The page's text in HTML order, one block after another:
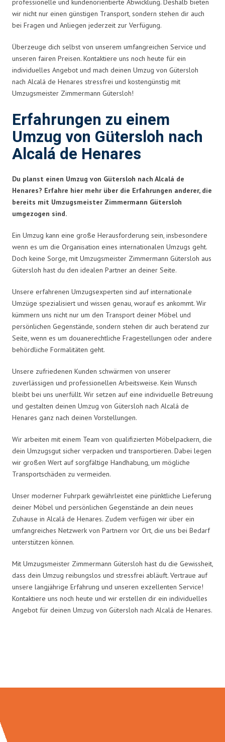
professionelle und kundenorientierte Abwicklung. Deshalb bieten
wir nicht nur einen günstigen Transport, sondern stehen dir auch
bei Fragen und Anliegen jederzeit zur Verfügung.
Überzeuge dich selbst von unserem umfangreichen Service und
unseren fairen Preisen. Kontaktiere uns noch heute für ein
individuelles Angebot und mach deinen Umzug von Gütersloh
nach Alcalá de Henares stressfrei und kostengünstig mit
Umzugsmeister Zimmermann Gütersloh!
Erfahrungen zu einem
Umzug von Gütersloh nach
Alcalá de Henares
Du planst einen Umzug von Gütersloh nach Alcalá de
Henares? Erfahre hier mehr über die Erfahrungen anderer, die
bereits mit Umzugsmeister Zimmermann Gütersloh
umgezogen sind.
Ein Umzug kann eine große Herausforderung sein, insbesondere
wenn es um die Organisation eines internationalen Umzugs geht.
Doch keine Sorge, mit Umzugsmeister Zimmermann Gütersloh aus
Gütersloh hast du den idealen Partner an deiner Seite.
Unsere erfahrenen Umzugsexperten sind auf internationale
Umzüge spezialisiert und wissen genau, worauf es ankommt. Wir
kümmern uns nicht nur um den Transport deiner Möbel und
persönlichen Gegenstände, sondern stehen dir auch beratend zur
Seite, wenn es um douanerechtliche Fragestellungen oder andere
behördliche Formalitäten geht.
Unsere zufriedenen Kunden schwärmen von unserer
zuverlässigen und professionellen Arbeitsweise. Kein Wunsch
bleibt bei uns unerfüllt. Wir setzen auf eine individuelle Betreuung
und gestalten deinen Umzug von Gütersloh nach Alcalá de
Henares ganz nach deinen Vorstellungen.
Wir arbeiten mit einem Team von qualifizierten Möbelpackern, die
dein Umzugsgut sicher verpacken und transportieren. Dabei legen
wir großen Wert auf sorgfältige Handhabung, um mögliche
Transportschäden zu vermeiden.
Unser moderner Fuhrpark gewährleistet eine pünktliche Lieferung
deiner Möbel und persönlichen Gegenstände an dein neues
Zuhause in Alcalá de Henares. Zudem verfügen wir über ein
umfangreiches Netzwerk von Partnern vor Ort, die uns bei Bedarf
unterstützen können.
Mit Umzugsmeister Zimmermann Gütersloh hast du die Gewissheit,
dass dein Umzug reibungslos und stressfrei abläuft. Vertraue auf
unsere langjährige Erfahrung und unseren exzellenten Service!
Kontaktiere uns noch heute und wir erstellen dir ein individuelles
Angebot für deinen Umzug von Gütersloh nach Alcalá de Henares.